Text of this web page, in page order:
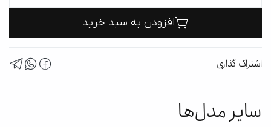
افزودن به سبد خرید
اشتراک گذاری
سایر مدل‌ها